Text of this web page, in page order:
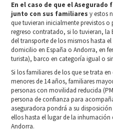
En el caso de que el
junto con sus familiares y estos
que tuvieran inicialmente previstos
regreso contratado, si lo tuvieran, la
del transporte de los mismos hasta
domicilio en España o Andorra, en
turista), barco en categoría igual o
Si los familiares de los que se trata
menores de 14 años, familiares
personas con movilidad reducida
persona de confianza para
aseguradora pondrá a su
ellos hasta el lugar de la
Andorra.